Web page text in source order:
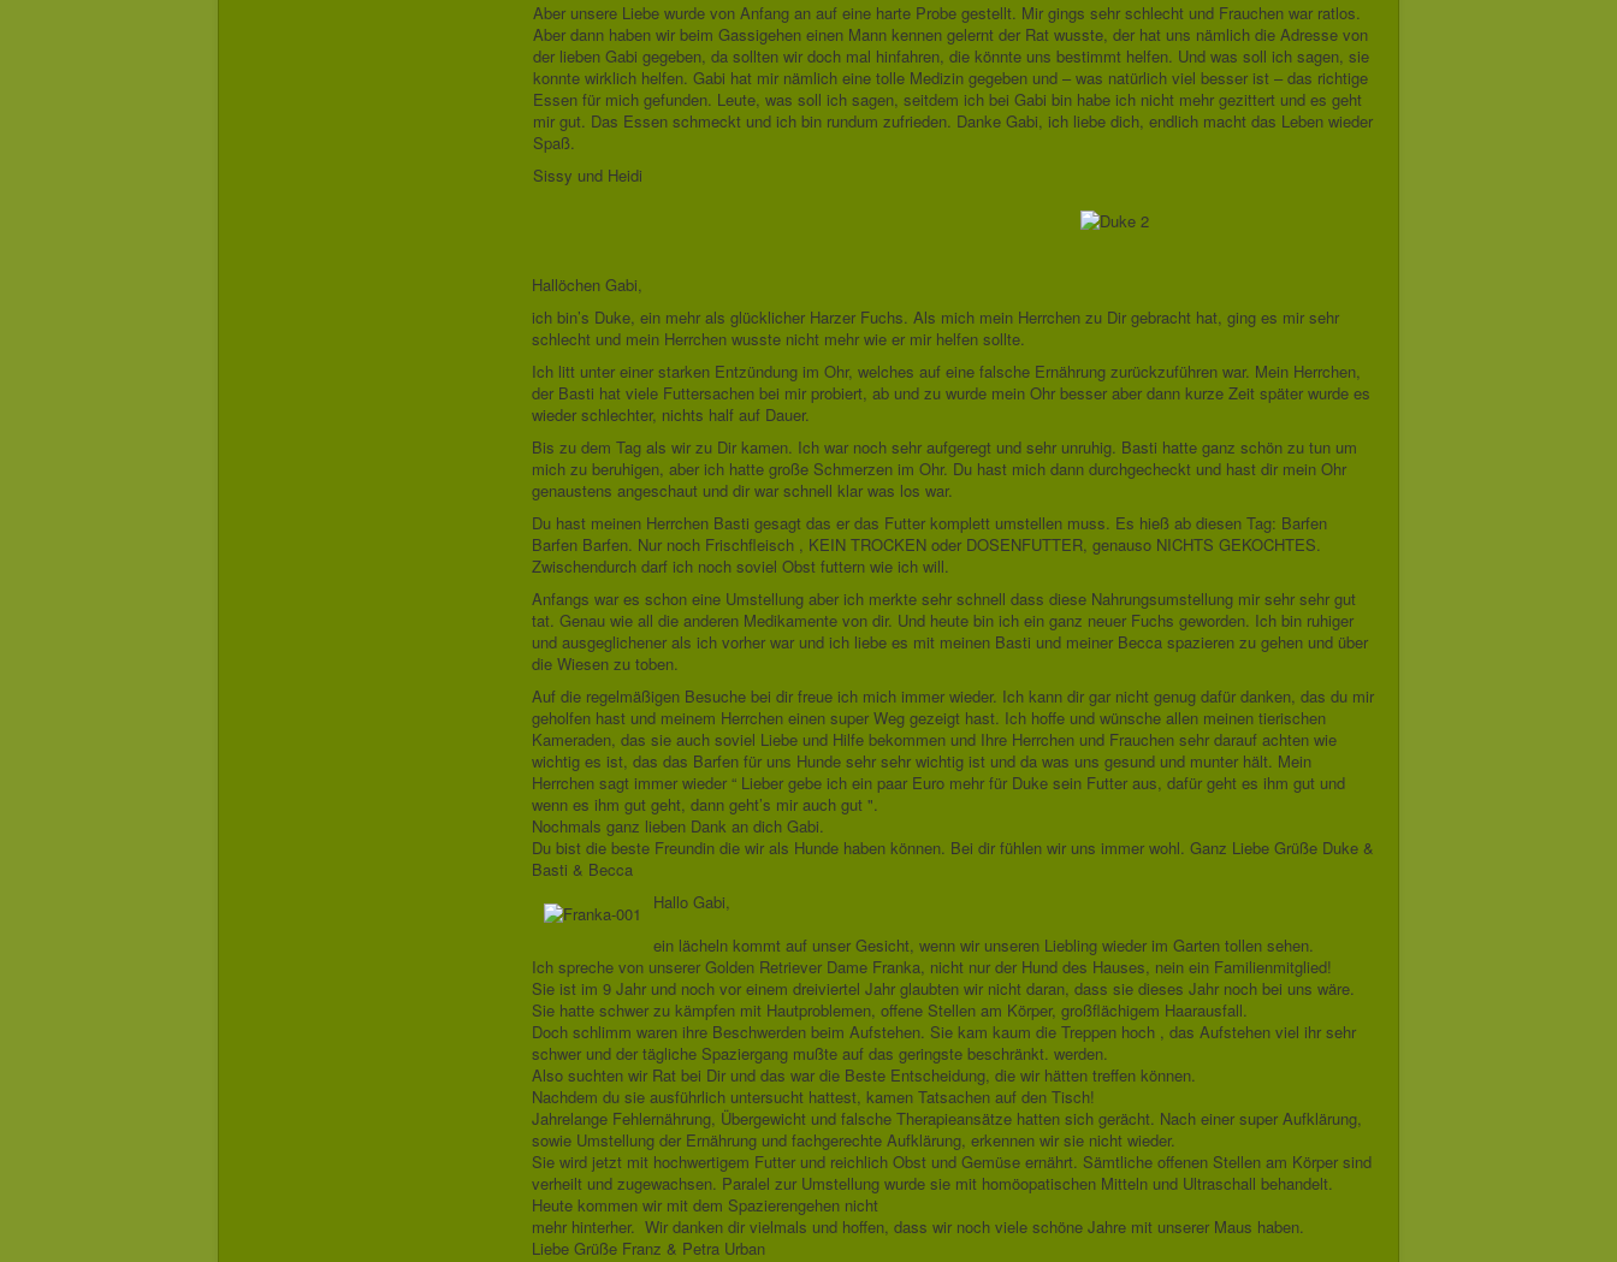
Aber unsere Liebe wurde von Anfang an auf eine harte Probe gestellt. Mir gings sehr schlecht und Frauchen war ratlos.
Aber dann haben wir beim Gassigehen einen Mann kennen gelernt der Rat wusste, der hat uns nämlich die Adresse von
der lieben Gabi gegeben, da sollten wir doch mal hinfahren, die könnte uns bestimmt helfen. Und was soll ich sagen, sie
konnte wirklich helfen. Gabi hat mir nämlich eine tolle Medizin gegeben und – was natürlich viel besser ist – das richtige
Essen für mich gefunden. Leute, was soll ich sagen, seitdem ich bei Gabi bin habe ich nicht mehr gezittert und es geht
mir gut. Das Essen schmeckt und ich bin rundum zufrieden. Danke Gabi, ich liebe dich, endlich macht das Leben wieder
Spaß.
Sissy und Heidi
Hallöchen Gabi,
ich bin’s Duke, ein mehr als glücklicher Harzer Fuchs. Als mich mein Herrchen zu Dir gebracht hat, ging es mir sehr
schlecht und mein Herrchen wusste nicht mehr wie er mir helfen sollte.
Ich litt unter einer starken Entzündung im Ohr, welches auf eine falsche Ernährung zurückzuführen war. Mein Herrchen,
der Basti hat viele Futtersachen bei mir probiert, ab und zu wurde mein Ohr besser aber dann kurze Zeit später wurde es
wieder schlechter, nichts half auf Dauer.
Bis zu dem Tag als wir zu Dir kamen. Ich war noch sehr aufgeregt und sehr unruhig. Basti hatte ganz schön zu tun um
mich zu beruhigen, aber ich hatte große Schmerzen im Ohr. Du hast mich dann durchgecheckt und hast dir mein Ohr
genaustens angeschaut und dir war schnell klar was los war.
Du hast meinen Herrchen Basti gesagt das er das Futter komplett umstellen muss. Es hieß ab diesen Tag: Barfen
Barfen Barfen. Nur noch Frischfleisch , KEIN TROCKEN oder DOSENFUTTER, genauso NICHTS GEKOCHTES.
Zwischendurch darf ich noch soviel Obst futtern wie ich will.
Anfangs war es schon eine Umstellung aber ich merkte sehr schnell dass diese Nahrungsumstellung mir sehr sehr gut
tat. Genau wie all die anderen Medikamente von dir. Und heute bin ich ein ganz neuer Fuchs geworden. Ich bin ruhiger
und ausgeglichener als ich vorher war und ich liebe es mit meinen Basti und meiner Becca spazieren zu gehen und über
die Wiesen zu toben.
Auf die regelmäßigen Besuche bei dir freue ich mich immer wieder. Ich kann dir gar nicht genug dafür danken, das du mir
geholfen hast und meinem Herrchen einen super Weg gezeigt hast. Ich hoffe und wünsche allen meinen tierischen
Kameraden, das sie auch soviel Liebe und Hilfe bekommen und Ihre Herrchen und Frauchen sehr darauf achten wie
wichtig es ist, das das Barfen für uns Hunde sehr sehr wichtig ist und da was uns gesund und munter hält. Mein
Herrchen sagt immer wieder “ Lieber gebe ich ein paar Euro mehr für Duke sein Futter aus, dafür geht es ihm gut und
wenn es ihm gut geht, dann geht’s mir auch gut ".
Nochmals ganz lieben Dank an dich Gabi.
Du bist die beste Freundin die wir als Hunde haben können. Bei dir fühlen wir uns immer wohl. Ganz Liebe Grüße Duke &
Basti & Becca
Hallo Gabi,
ein lächeln kommt auf unser Gesicht, wenn wir unseren Liebling wieder im Garten tollen sehen.
Ich spreche von unserer Golden Retriever Dame Franka, nicht nur der Hund des Hauses, nein ein Familienmitglied!
Sie ist im 9 Jahr und noch vor einem dreiviertel Jahr glaubten wir nicht daran, dass sie dieses Jahr noch bei uns wäre.
Sie hatte schwer zu kämpfen mit Hautproblemen, offene Stellen am Körper, großflächigem Haarausfall.
Doch schlimm waren ihre Beschwerden beim Aufstehen. Sie kam kaum die Treppen hoch , das Aufstehen viel ihr sehr
schwer und der tägliche Spaziergang mußte auf das geringste beschränkt. werden.
Also suchten wir Rat bei Dir und das war die Beste Entscheidung, die wir hätten treffen können.
Nachdem du sie ausführlich untersucht hattest, kamen Tatsachen auf den Tisch!
Jahrelange Fehlernährung, Übergewicht und falsche Therapieansätze hatten sich gerächt. Nach einer super Aufklärung,
sowie Umstellung der Ernährung und fachgerechte Aufklärung, erkennen wir sie nicht wieder.
Sie wird jetzt mit hochwertigem Futter und reichlich Obst und Gemüse ernährt. Sämtliche offenen Stellen am Körper sind
verheilt und zugewachsen. Paralel zur Umstellung wurde sie mit homöopatischen Mitteln und Ultraschall behandelt.
Heute kommen wir mit dem Spazierengehen nicht
mehr hinterher. Wir danken dir vielmals und hoffen, dass wir noch viele schöne Jahre mit unserer Maus haben.
Liebe Grüße Franz & Petra Urban